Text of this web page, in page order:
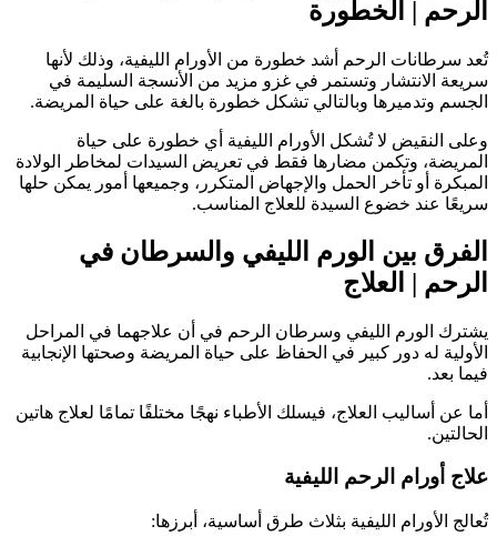
الرحم | الخطورة
تُعد سرطانات الرحم أشد خطورة من الأورام الليفية، وذلك لأنها
سريعة الانتشار وتستمر في غزو مزيد من الأنسجة السليمة في
الجسم وتدميرها وبالتالي تشكل خطورة بالغة على حياة المريضة.
وعلى النقيض لا تُشكل الأورام الليفية أي خطورة على حياة
المريضة، وتكمن مضارها فقط في تعريض السيدات لمخاطر الولادة
المبكرة أو تأخر الحمل والإجهاض المتكرر، وجميعها أمور يمكن حلها
سريعًا عند خضوع السيدة للعلاج المناسب.
الفرق بين الورم الليفي والسرطان في
الرحم | العلاج
يشترك الورم الليفي وسرطان الرحم في أن علاجهما في المراحل
الأولية له دور كبير في الحفاظ على حياة المريضة وصحتها الإنجابية
فيما بعد.
أما عن أساليب العلاج، فيسلك الأطباء نهجًا مختلفًا تمامًا لعلاج هاتين
الحالتين.
علاج أورام الرحم الليفية
تُعالج الأورام الليفية بثلاث طرق أساسية، أبرزها: